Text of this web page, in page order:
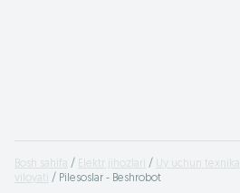
Bosh sahifa Elektr jihozlari Uy uchun texnika
viloyati
Pilesoslar - Beshrobot